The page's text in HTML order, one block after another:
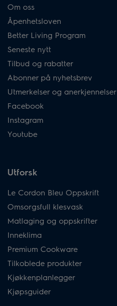
Om oss
Åpenhetsloven
Better Living Program
Seneste nytt
Tilbud og rabatter
Abonner på nyhetsbrev
Utmerkelser og anerkjennelser
Facebook
Instagram
Youtube
Utforsk
Le Cordon Bleu Oppskrift
Omsorgsfull klesvask
Matlaging og oppskrifter
Inneklima
Premium Cookware
Tilkoblede produkter
Kjøkkenplanlegger
Kjøpsguider